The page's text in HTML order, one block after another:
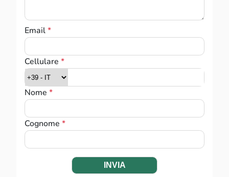
Email
Cellulare
Prefisso telefonico
Nome
Cognome
INVIA